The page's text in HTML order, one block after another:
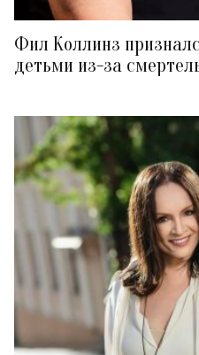
Фил Коллинз
детьми из-за